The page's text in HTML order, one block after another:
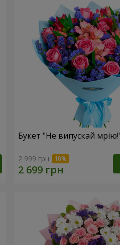
Букет "Не випускай
2 999 грн